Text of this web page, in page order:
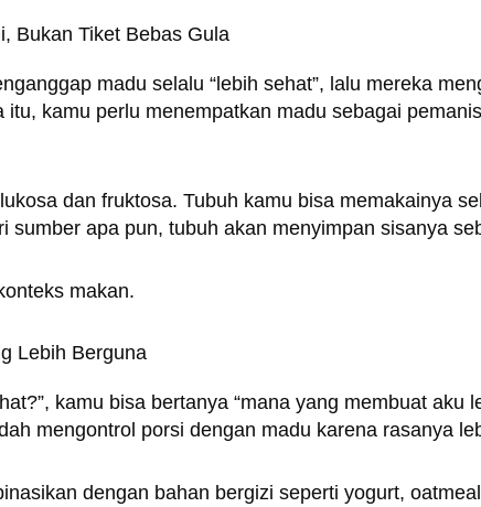
Bukan Tiket Bebas Gula
madu selalu “lebih sehat”, lalu mereka
kamu perlu menempatkan madu sebagai
dan fruktosa. Tubuh kamu bisa memakainya
sumber apa pun, tubuh akan menyimpan sisanya
makan.
Lebih Berguna
kamu bisa bertanya “mana yang membuat aku
mengontrol porsi dengan madu karena rasanya
dengan bahan bergizi seperti yogurt,